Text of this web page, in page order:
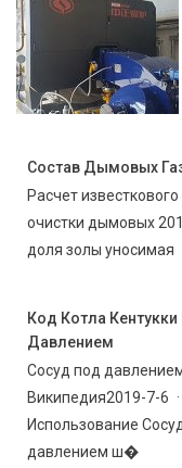
Состав Дымовых
Расчет
очистки дымовых
доля золы уносимая
Код Котла
Давлением
Сосуд под
Википедия2019-7-6 ·
Использование
давлением ш�